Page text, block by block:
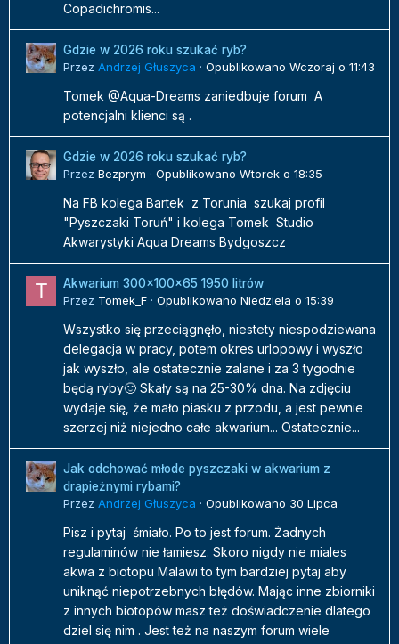
Copadichromis...
Gdzie w 2026 roku szukać ryb?
Przez Andrzej Głuszyca · Opublikowano Wczoraj o 11:43
Tomek @Aqua-Dreams zaniedbuje forum A
potencjalni klienci są .
Gdzie w 2026 roku szukać ryb?
Przez Bezprym · Opublikowano Wtorek o 18:35
Na FB kolega Bartek z Torunia szukaj profil
"Pyszczaki Toruń" i kolega Tomek Studio
Akwarystyki Aqua Dreams Bydgoszcz
Akwarium 300x100x65 1950 litrów
Przez Tomek_F · Opublikowano Niedziela o 15:39
Wszystko się przeciągnęło, niestety niespodziewana
delegacja w pracy, potem okres urlopowy i wyszło
jak wyszło, ale ostatecznie zalane i za 3 tygodnie
będą ryby🙂 Skały są na 25-30% dna. Na zdjęciu
wydaje się, że mało piasku z przodu, a jest pewnie
szerzej niż niejedno całe akwarium... Ostatecznie...
Jak odchować młode pyszczaki w akwarium z
drapieżnymi rybami?
Przez Andrzej Głuszyca · Opublikowano 30 Lipca
Pisz i pytaj śmiało. Po to jest forum. Żadnych
regulaminów nie łamiesz. Skoro nigdy nie miales
akwa z biotopu Malawi to tym bardziej pytaj aby
uniknąć niepotrzebnych błędów. Mając inne zbiorniki
z innych biotopów masz też doświadczenie dlatego
dziel się nim . Jest też na naszym forum wiele